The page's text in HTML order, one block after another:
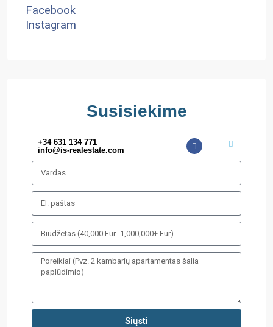
Facebook
Instagram
Susisiekime
+34 631 134 771
info@is-realestate.com
Siųsti